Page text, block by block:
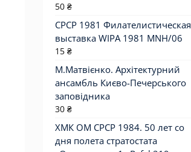
50 ₴
СРСР 1981 Филателистическая
выставка WIPA 1981 MNH/06
15 ₴
М.Матвієнко. Архітектурний
ансамбль Києво-Печерського
заповідника
30 ₴
ХМК ОМ СРСР 1984. 50 лет со
дня полета стратостата